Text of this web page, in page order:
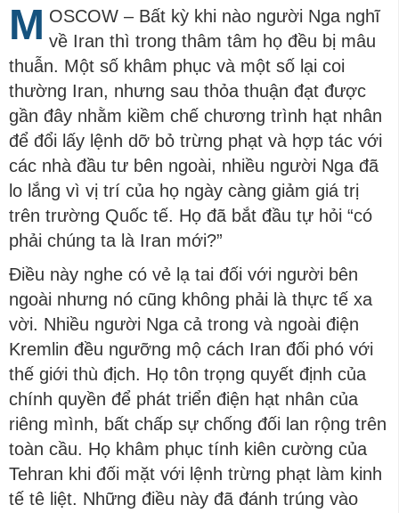
M OSCOW – Bất kỳ khi nào người Nga nghĩ
về Iran thì trong thâm tâm họ đều bị mâu
thuẫn. Một số khâm phục và một số lại coi
thường Iran, nhưng sau thỏa thuận đạt được
gần đây nhằm kiềm chế chương trình hạt nhân
để đổi lấy lệnh dỡ bỏ trừng phạt và hợp tác với
các nhà đầu tư bên ngoài, nhiều người Nga đã
lo lắng vì vị trí của họ ngày càng giảm giá trị
trên trường Quốc tế. Họ đã bắt đầu tự hỏi “có
phải chúng ta là Iran mới?”
Điều này nghe có vẻ lạ tai đối với người bên
ngoài nhưng nó cũng không phải là thực tế xa
vời. Nhiều người Nga cả trong và ngoài điện
Kremlin đều ngưỡng mộ cách Iran đối phó với
thế giới thù địch. Họ tôn trọng quyết định của
chính quyền để phát triển điện hạt nhân của
riêng mình, bất chấp sự chống đối lan rộng trên
toàn cầu. Họ khâm phục tính kiên cường của
Tehran khi đối mặt với lệnh trừng phạt làm kinh
tế tê liệt. Những điều này đã đánh trúng vào